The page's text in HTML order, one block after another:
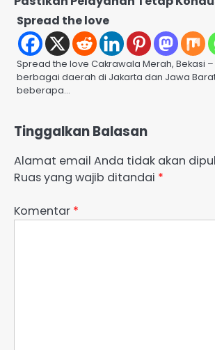
Spread the love
Spread the love Cakrawala Merah, Bekasi
berbagai daerah di Jakarta dan Jawa
beberapa…
Tinggalkan Balasan
Alamat email Anda tidak akan
Ruas yang wajib ditandai *
Komentar *